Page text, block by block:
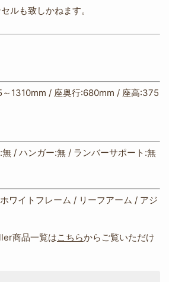
ルも致しかねます。
1310mm / 座奥行:680mm / 座高:375
/ ハンガー:無 / ランバーサポート:無
ワイトフレーム / リーフアーム / アジ
商品一覧はこちらからご覧いただけ